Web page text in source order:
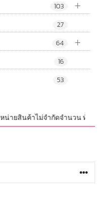
+
103
27
+
64
16
53
ยสินค้าไม่จำกัดจำนวน ทั้งปลีก